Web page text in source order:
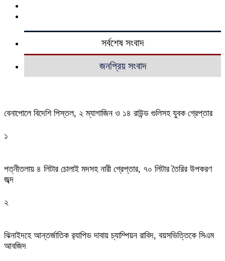
সর্বশেষ সংবাদ
জনপ্রিয় সংবাদ
বেনাপোলে বিদেশি পিস্তল, ২ ম্যাগাজিন ও ১৪ রাউন্ড গুলিসহ যুবক গ্রেপ্তার
১
পত্নীতলায় ৪ লিটার চোলাই মদসহ নারী গ্রেপ্তার, ৭০ লিটার তৈরির উপকরণ
জব্দ
২
ঝিনাইদহে আন্তর্জাতিক র‌্যাপিড দাবায় চ্যাম্পিয়ন রাবিদ, বয়সভিত্তিকে সিএম
আবজিদ